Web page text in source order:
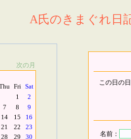
A氏のきまぐれ日
次の月
Fri Sat
1
2
7 8
9
14 15
16
21 22
23
28 29
30
この日の
名前：